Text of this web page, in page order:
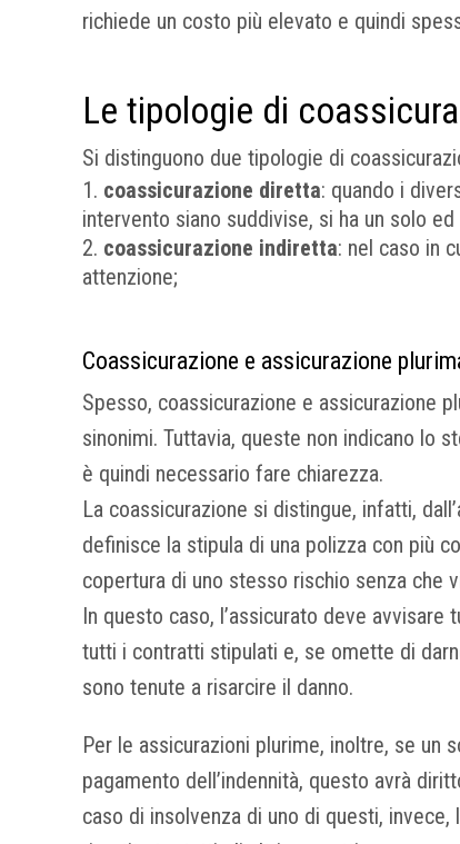
richiede un costo più elevato e quindi
Le tipologie di
Si distinguono due tipologie di
coassicurazione diretta: quando i
intervento siano suddivise, si ha un solo
coassicurazione indiretta: nel caso in
attenzione;
Coassicurazione e assicurazione
Spesso, coassicurazione e assicurazione
sinonimi. Tuttavia, queste non indicano lo
è quindi necessario fare chiarezza.
La coassicurazione si distingue, infatti,
definisce la stipula di una polizza con più
copertura di uno stesso rischio senza che
In questo caso, l’assicurato deve
tutti i contratti stipulati e, se omette di
sono tenute a risarcire il danno.
Per le assicurazioni plurime, inoltre, se un
pagamento dell’indennità, questo avrà
caso di insolvenza di uno di questi,